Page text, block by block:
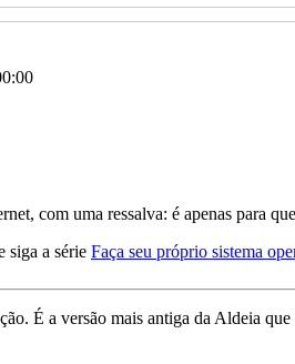
com uma ressalva: é apenas para
siga a série Faça seu próprio sistema
É a versão mais antiga da Aldeia